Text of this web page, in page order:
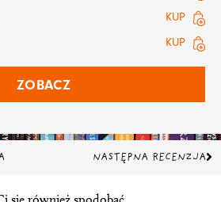
KUP
KUP
ZOBACZ
NASTĘPNA RECENZJA